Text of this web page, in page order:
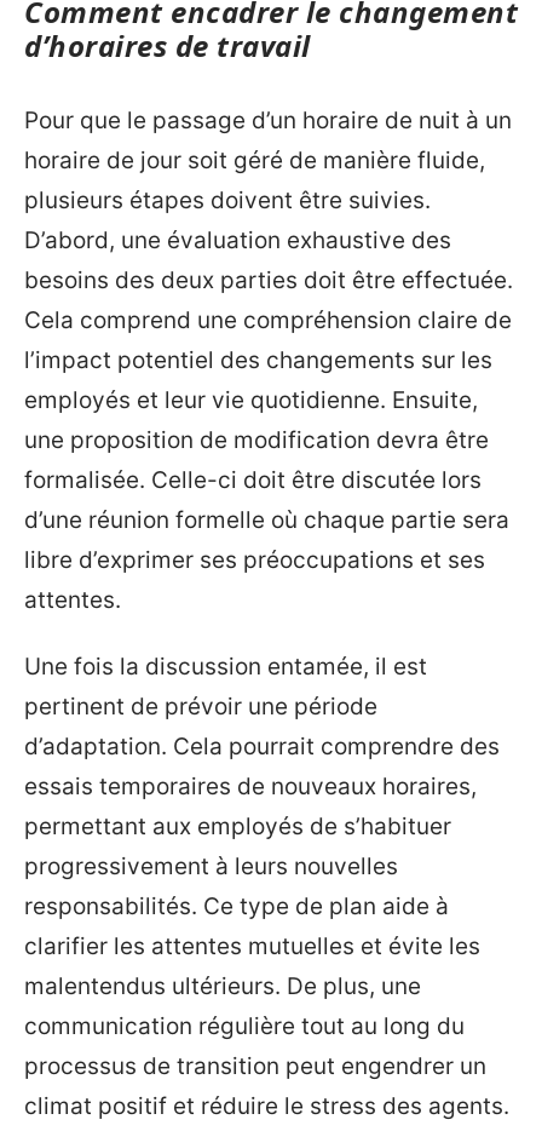
Comment encadrer le changement
d’horaires de travail
Pour que le passage d’un horaire de nuit à un
horaire de jour soit géré de manière fluide,
plusieurs étapes doivent être suivies.
D’abord, une évaluation exhaustive des
besoins des deux parties doit être effectuée.
Cela comprend une compréhension claire de
l’impact potentiel des changements sur les
employés et leur vie quotidienne. Ensuite,
une proposition de modification devra être
formalisée. Celle-ci doit être discutée lors
d’une réunion formelle où chaque partie sera
libre d’exprimer ses préoccupations et ses
attentes.
Une fois la discussion entamée, il est
pertinent de prévoir une période
d’adaptation. Cela pourrait comprendre des
essais temporaires de nouveaux horaires,
permettant aux employés de s’habituer
progressivement à leurs nouvelles
responsabilités. Ce type de plan aide à
clarifier les attentes mutuelles et évite les
malentendus ultérieurs. De plus, une
communication régulière tout au long du
processus de transition peut engendrer un
climat positif et réduire le stress des agents.